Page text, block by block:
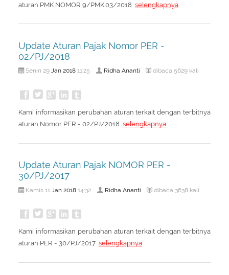
aturan PMK NOMOR 9/PMK.03/2018 selengkapnya
Update Aturan Pajak Nomor PER -
02/PJ/2018
Senin 29 Jan 201811:25 Ridha Ananti dibaca 5629 kali
Kami informasikan perubahan aturan terkait dengan terbitnya
aturan Nomor PER - 02/PJ/2018 selengkapnya
Update Aturan Pajak NOMOR PER -
30/PJ/2017
Kamis 11 Jan 201814:32 Ridha Ananti dibaca 3638 kali
Kami informasikan perubahan aturan terkait dengan terbitnya
aturan PER - 30/PJ/2017 selengkapnya